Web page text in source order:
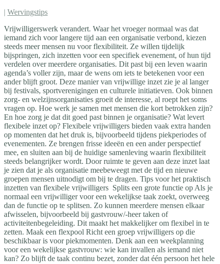
| Wervingstips
Vrijwilligerswerk verandert. Waar het vroeger normaal was dat
iemand zich voor langere tijd aan een organisatie verbond, kiezen
steeds meer mensen nu voor flexibiliteit. Ze willen tijdelijk
bijspringen, zich inzetten voor een specifiek evenement, of hun tijd
verdelen over meerdere organisaties. Dit past bij een leven waarin
agenda’s voller zijn, maar de wens om iets te betekenen voor een
ander blijft groot. Deze manier van vrijwillige inzet zie je al langer
bij festivals, sportverenigingen en culturele initiatieven. Ook binnen
zorg- en welzijnsorganisaties groeit de interesse, al roept het soms
vragen op. Hoe werk je samen met mensen die kort betrokken zijn?
En hoe zorg je dat dit goed past binnen je organisatie? Wat levert
flexibele inzet op? Flexibele vrijwilligers bieden vaak extra handen
op momenten dat het druk is, bijvoorbeeld tijdens piekperiodes of
evenementen. Ze brengen frisse ideeën en een ander perspectief
mee, en sluiten aan bij de huidige samenleving waarin flexibiliteit
steeds belangrijker wordt. Door ruimte te geven aan deze inzet laat
je zien dat je als organisatie meebeweegt met de tijd en nieuwe
groepen mensen uitnodigt om bij te dragen. Tips voor het praktisch
inzetten van flexibele vrijwilligers Splits een grote functie op Als je
normaal een vrijwilliger voor een wekelijkse taak zoekt, overweeg
dan de functie op te splitsen. Zo kunnen meerdere mensen elkaar
afwisselen, bijvoorbeeld bij gastvrouw/-heer taken of
activiteitenbegeleiding. Dit maakt het makkelijker om flexibel in te
zetten. Maak een flexpool Richt een groep vrijwilligers op die
beschikbaar is voor piekmomenten. Denk aan een weekplanning
voor een wekelijkse gastvrouw: wie kan invallen als iemand niet
kan? Zo blijft de taak continu bezet, zonder dat één persoon het hele